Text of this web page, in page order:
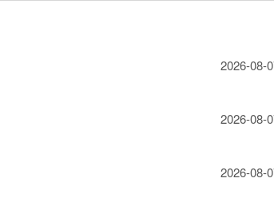
2026-08-
2026-08-
2026-08-